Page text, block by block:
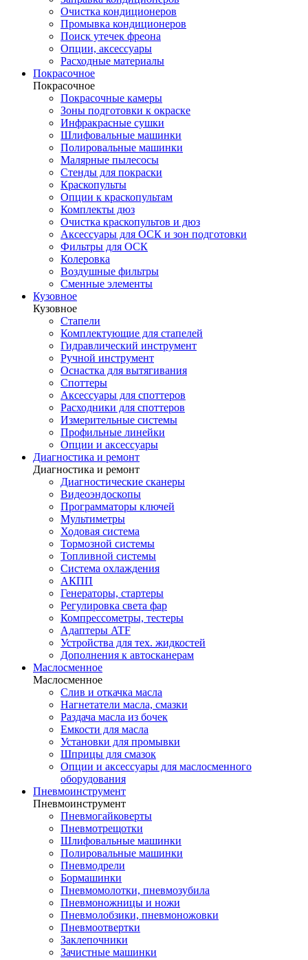
Очистка кондиционеров
Промывка кондиционеров
Поиск утечек фреона
Опции, аксессуары
Расходные материалы
Покрасочное
Покрасочное
Покрасочные камеры
Зоны подготовки к окраске
Инфракрасные сушки
Шлифовальные машинки
Полировальные машинки
Малярные пылесосы
Стенды для покраски
Краскопульты
Опции к краскопультам
Комплекты дюз
Очистка краскопультов и дюз
Аксессуары для ОСК и зон подготовки
Фильтры для ОСК
Колеровка
Воздушные фильтры
Сменные элементы
Кузовное
Кузовное
Стапели
Комплектующие для стапелей
Гидравлический инструмент
Ручной инструмент
Оснастка для вытягивания
Споттеры
Аксессуары для споттеров
Расходники для споттеров
Измерительные системы
Профильные линейки
Опции и аксессуары
Диагностика и ремонт
Диагностика и ремонт
Диагностические сканеры
Видеоэндоскопы
Программаторы ключей
Мультиметры
Ходовая система
Тормозной системы
Топливной системы
Система охлаждения
АКПП
Генераторы, стартеры
Регулировка света фар
Компрессометры, тестеры
Адаптеры ATF
Устройства для тех. жидкостей
Дополнения к автосканерам
Маслосменное
Маслосменное
Слив и откачка масла
Нагнетатели масла, смазки
Раздача масла из бочек
Емкости для масла
Установки для промывки
Шприцы для смазок
Опции и аксессуары для маслосменного
оборудования
Пневмоинструмент
Пневмоинструмент
Пневмогайковерты
Пневмотрещотки
Шлифовальные машинки
Полировальные машинки
Пневмодрели
Бормашинки
Пневмомолотки, пневмозубила
Пневмоножницы и ножи
Пневмолобзики, пневмоножовки
Пневмоотвертки
Заклепочники
Зачистные машинки